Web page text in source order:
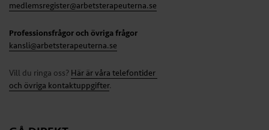
medlemsregister@arbetsterapeuterna.se
Professionsfrågor och övriga frågor
kansli@arbetsterapeuterna.se
Vill du ringa oss? Här är våra telefontider
och övriga kontaktuppgifter.